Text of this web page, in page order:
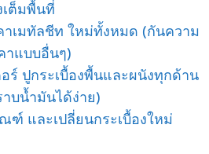
เต็มพื้นที่
าเมทัลชีท ใหม่ทั้งหมด (กันความ
าแบบอื่นๆ)
ร์ ปูกระเบื้องพื้นและผนังทุกด้าน
บน้ำมันได้ง่าย)
ฑ์ และเปลี่ยนกระเบื้องใหม่